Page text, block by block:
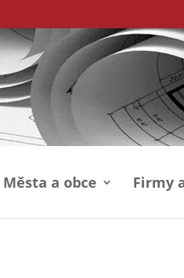
Města a obce Firmy